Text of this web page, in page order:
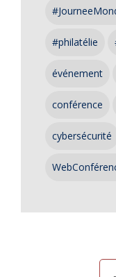
#philatélie
événement
conférence
cybersécurité